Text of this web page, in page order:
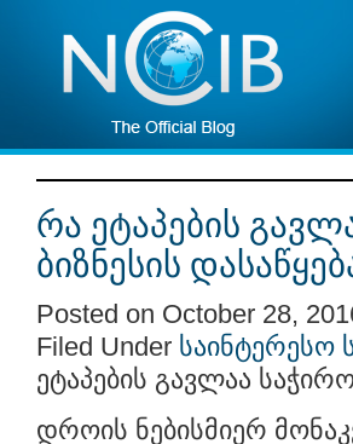
რა ეტაპების
ბიზნესის
Posted on October 28,
Filed Under საინტერესო
ეტაპების გავლაა
დროის ნებისმიერ